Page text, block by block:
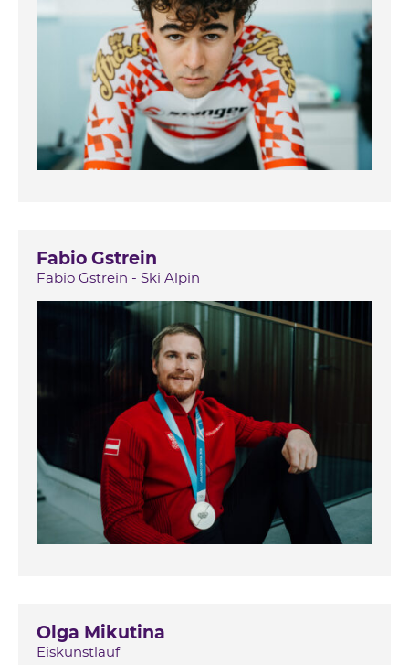
Fabio Gstrein
Fabio Gstrein - Ski Alpin
Olga Mikutina
Eiskunstlauf